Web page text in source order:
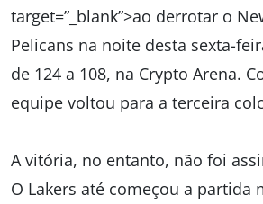
target=”_blank”>ao derrotar o
Pelicans na noite desta sexta-
de 124 a 108, na Crypto Arena.
equipe voltou para a terceira
A vitória, no entanto, não foi
O Lakers até começou a partida